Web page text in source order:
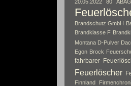
20.05.2022 80
Brandschutz GmbH
Brandklasse F
Montana D-Pulver
Egon Brock
fahrbarer
Feuerlöscher
Finnland